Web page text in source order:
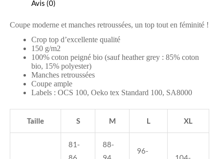
Avis (0)
Coupe moderne et manches retroussées, un top tout en féminité !
Crop top d’excellente qualité
150 g/m2
100% coton peigné bio (sauf heather grey : 85% coton
bio, 15% polyester)
Manches retroussées
Coupe ample
Labels : OCS 100, Oeko tex Standard 100, SA8000
Taille S M L XL
81-
88-
96-